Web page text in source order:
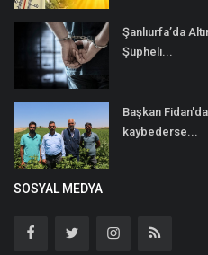
Şanlıurfa’da
Şüpheli...
Başkan
kaybederse...
SOSYAL MEDYA